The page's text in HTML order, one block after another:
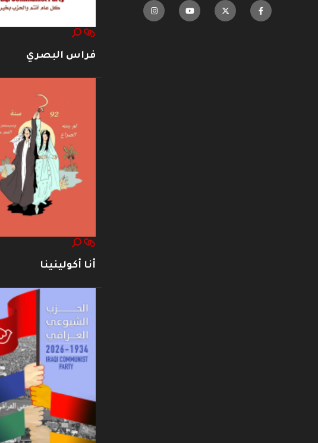
فراس البصري
أنا أكولينينا